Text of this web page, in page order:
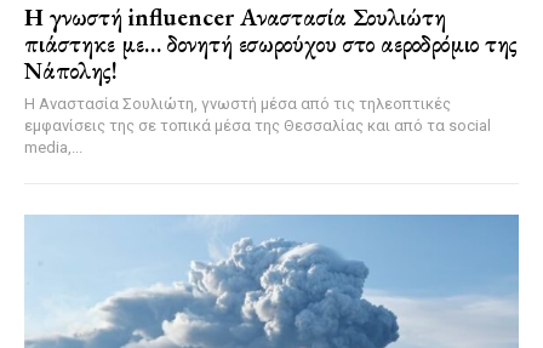
Η γνωστή influencer Αναστασία Σουλιώτη
πιάστηκε με… δονητή εσωρούχου στο αεροδρόμιο της
Νάπολης!
Η Αναστασία Σουλιώτη, γνωστή μέσα από τις τηλεοπτικές
εμφανίσεις της σε τοπικά μέσα της Θεσσαλίας και από τα social
media,...